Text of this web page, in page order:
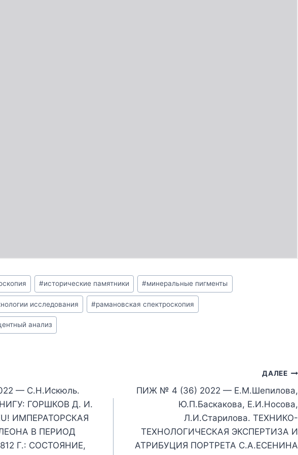
#исторические памятники #минеральные пигменты
исследования #рамановская спектроскопия
анализ
— С.Н.Искюль.
ГОРШКОВ Д. И.
ИМПЕРАТОРСКАЯ
В ПЕРИОД
Г.: СОСТОЯНИЕ,
ДАЛЕЕ
ПИЖ № 4 (36) 2022 — Е.М.Шепилова,
Ю.П.Баскакова, Е.И.Носова,
Л.И.Старилова. ТЕХНИКО-
ТЕХНОЛОГИЧЕСКАЯ ЭКСПЕРТИЗА И
АТРИБУЦИЯ ПОРТРЕТА С.А.ЕСЕНИНА